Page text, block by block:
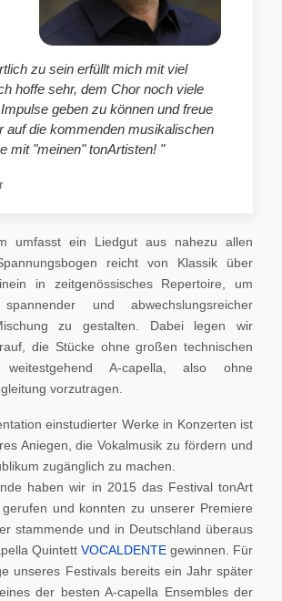
zu sein erfüllt mich mit viel
hoffe sehr, dem Chor noch viele
geben zu können und freue
auf die kommenden musikalischen
mit "meinen" tonArtisten! "
umfasst ein Liedgut aus nahezu allen
reicht von Klassik über
in zeitgenössisches Repertoire, um
und abwechslungsreicher
zu gestalten. Dabei legen wir
die Stücke ohne großen technischen
A-capella, also ohne
vorzutragen.
einstudierter Werke in Konzerten ist
Aniegen, die Vokalmusik zu fördern und
zugänglich zu machen.
haben wir in 2015 das Festival tonArt
und konnten zu unserer Premiere
stammende und in Deutschland überaus
Quintett VOCALDENTE gewinnen. Für
unseres Festivals bereits ein Jahr später
der besten A-capella Ensembles der